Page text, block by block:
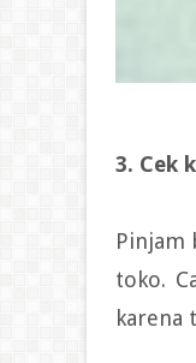
3. Cek
Pinjam
toko.
karena